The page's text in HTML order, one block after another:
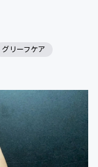
グリーフケア